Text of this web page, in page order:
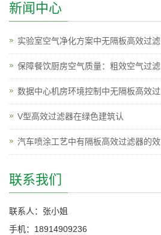
新闻中心
实验室空气净化方案中无隔板高效过滤
保障餐饮厨房空气质量：粗效空气过滤
数据中心机房环境控制中无隔板高效过
V型高效过滤器在绿色建筑认
汽车喷涂工艺中有隔板高效过滤器的效
联系我们
联系人：张小姐
手机：18914909236